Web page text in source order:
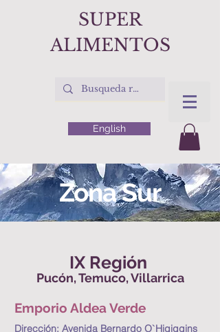
SUPER
ALIMENTOS
English
Zona Sur
IX Región
Pucón, Temuco, Villarrica
Emporio Aldea Verde
Dirección: Avenida Bernardo O`Higiggins